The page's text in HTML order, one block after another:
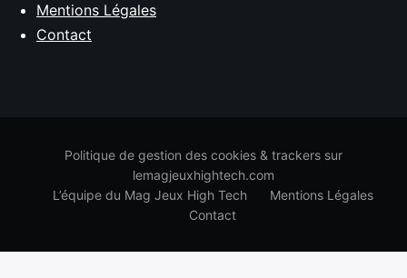
Mentions Légales
Contact
Politique de gestion des cookies & trackers sur
lemagjeuxhightech.com
L’équipe du Mag Jeux High Tech
Mentions Légales
Contact